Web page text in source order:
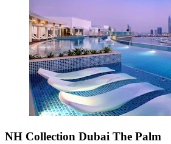
NH Collection Dubai The Palm